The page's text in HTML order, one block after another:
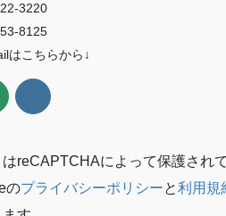
3220
8125
はこちらから↓
はreCAPTCHAによって保護され
のプライバシーポリシーと利用規